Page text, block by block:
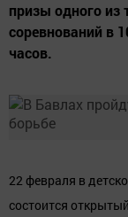
призы одного из
соревнований в
часов.
22 февраля в
состоится